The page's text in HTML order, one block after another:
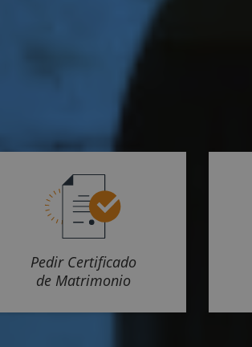
Pedir Certificado
de Matrimonio